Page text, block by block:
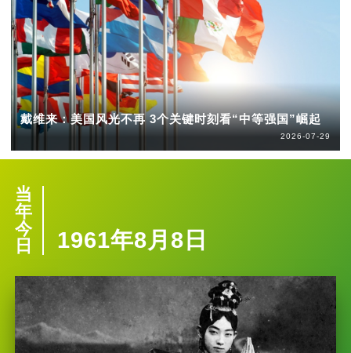
戴维来：美国风光不再 3个关键时刻看“中等强国”崛起
2026-07-29
当
年
今
日
1961年8月8日